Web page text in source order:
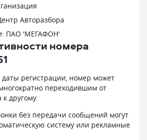
Авторазбора
ПАО 'МЕГАФОН'
номера
даты регистрации, номер может
переходившим от
другому.
без передачи сообщений могут
систему или рекламные